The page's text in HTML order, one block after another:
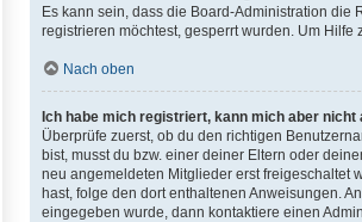
Es kann sein, dass die Board-Administration die
registrieren möchtest, gesperrt wurden. Um
Nach oben
Ich habe mich registriert, kann mich aber nicht
Überprüfe zuerst, ob du den richtigen
bist, musst du bzw. einer deiner Eltern oder
neu angemeldeten Mitglieder erst freigeschaltet
hast, folge den dort enthaltenen Anweisungen.
eingegeben wurde, dann kontaktiere einen